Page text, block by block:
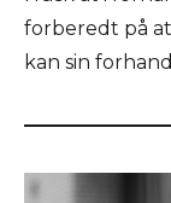
forberedt på
kan sin